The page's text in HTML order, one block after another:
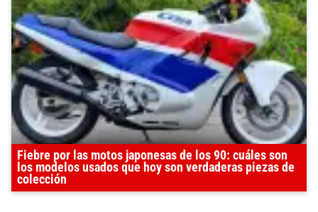
Fiebre por las motos japonesas de los 90: cuáles son
los modelos usados que hoy son verdaderas piezas de
colección